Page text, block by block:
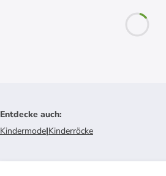
Entdecke auch:
Kindermode|Kinderröcke